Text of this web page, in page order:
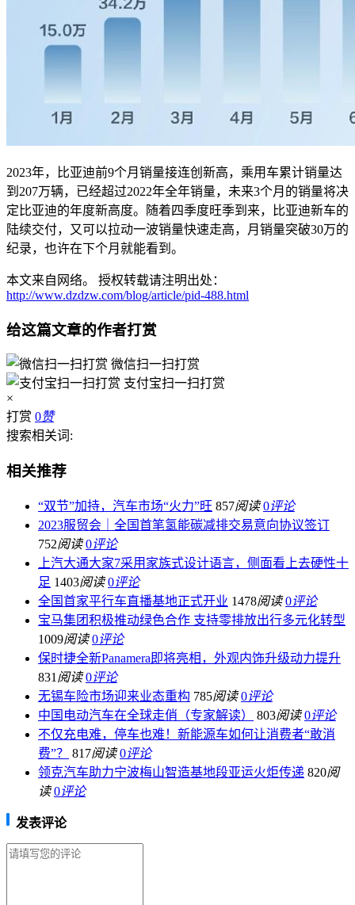
2023年，比亚迪前9个月销量接连创新高，乘用车累计销量达
到207万辆，已经超过2022年全年销量，未来3个月的销量将决
定比亚迪的年度新高度。随着四季度旺季到来，比亚迪新车的
陆续交付，又可以拉动一波销量快速走高，月销量突破30万的
纪录，也许在下个月就能看到。
本文来自网络。 授权转载请注明出处：
http://www.dzdzw.com/blog/article/pid-488.html
给这篇文章的作者打赏
微信扫一扫打赏
支付宝扫一扫打赏
×
打赏 0赞
搜索相关词:
相关推荐
“双节”加持，汽车市场“火力”旺 857阅读 0评论
2023服贸会｜全国首笔氢能碳减排交易意向协议签订
752阅读 0评论
上汽大通大家7采用家族式设计语言，侧面看上去硬性十
足 1403阅读 0评论
全国首家平行车直播基地正式开业 1478阅读 0评论
宝马集团积极推动绿色合作 支持零排放出行多元化转型
1009阅读 0评论
保时捷全新Panamera即将亮相，外观内饰升级动力提升
831 阅读 0评论
无锡车险市场迎来业态重构 785阅读 0评论
中国电动汽车在全球走俏（专家解读）
803阅读 0评论
不仅充电难，停车也难！新能源车如何让消费者“敢消
费”？
817阅读 0评论
领克汽车助力宁波梅山智造基地段亚运火炬传递 820阅
读 0评论
发表评论